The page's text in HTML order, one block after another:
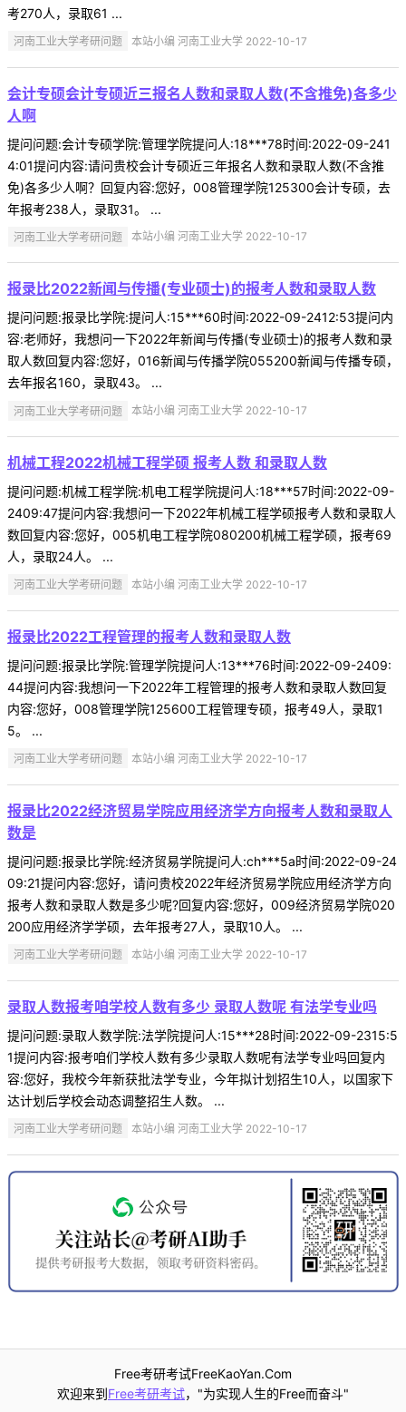
考270人，录取61 ...
河南工业大学考研问题 本站小编 河南工业大学 2022-10-17
会计专硕会计专硕近三报名人数和录取人数(不含推免)各多少
人啊
提问问题:会计专硕学院:管理学院提问人:18***78时间:2022-09-241
4:01提问内容:请问贵校会计专硕近三年报名人数和录取人数(不含推
免)各多少人啊？回复内容:您好，008管理学院125300会计专硕，去
年报考238人，录取31。 ...
河南工业大学考研问题 本站小编 河南工业大学 2022-10-17
报录比2022新闻与传播(专业硕士)的报考人数和录取人数
提问问题:报录比学院:提问人:15***60时间:2022-09-2412:53提问内
容:老师好，我想问一下2022年新闻与传播(专业硕士)的报考人数和录
取人数回复内容:您好，016新闻与传播学院055200新闻与传播专硕，
去年报名160，录取43。 ...
河南工业大学考研问题 本站小编 河南工业大学 2022-10-17
机械工程2022机械工程学硕 报考人数 和录取人数
提问问题:机械工程学院:机电工程学院提问人:18***57时间:2022-09-
2409:47提问内容:我想问一下2022年机械工程学硕报考人数和录取人
数回复内容:您好，005机电工程学院080200机械工程学硕，报考69
人，录取24人。 ...
河南工业大学考研问题 本站小编 河南工业大学 2022-10-17
报录比2022工程管理的报考人数和录取人数
提问问题:报录比学院:管理学院提问人:13***76时间:2022-09-2409:
44提问内容:我想问一下2022年工程管理的报考人数和录取人数回复
内容:您好，008管理学院125600工程管理专硕，报考49人，录取1
5。 ...
河南工业大学考研问题 本站小编 河南工业大学 2022-10-17
报录比2022经济贸易学院应用经济学方向报考人数和录取人
数是
提问问题:报录比学院:经济贸易学院提问人:ch***5a时间:2022-09-24
09:21提问内容:您好，请问贵校2022年经济贸易学院应用经济学方向
报考人数和录取人数是多少呢?回复内容:您好，009经济贸易学院020
200应用经济学学硕，去年报考27人，录取10人。 ...
河南工业大学考研问题 本站小编 河南工业大学 2022-10-17
录取人数报考咱学校人数有多少 录取人数呢 有法学专业吗
提问问题:录取人数学院:法学院提问人:15***28时间:2022-09-2315:5
1提问内容:报考咱们学校人数有多少录取人数呢有法学专业吗回复内
容:您好，我校今年新获批法学专业，今年拟计划招生10人，以国家下
达计划后学校会动态调整招生人数。 ...
河南工业大学考研问题 本站小编 河南工业大学 2022-10-17
Free考研考试FreeKaoYan.Com
欢迎来到Free考研考试，"为实现人生的Free而奋斗"